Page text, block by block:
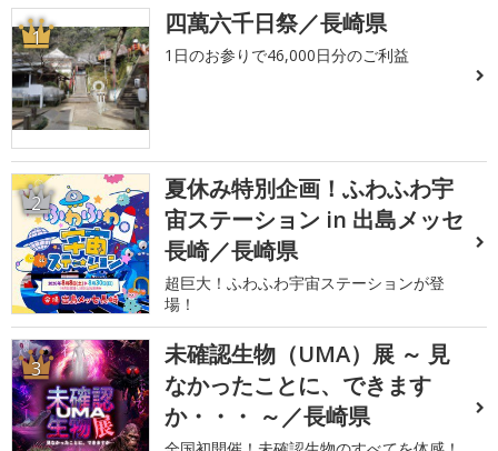
1 四萬六千日祭／長崎県
1日のお参りで46,000日分のご利益
2
夏休み特別企画！ふわふわ宇
宙ステーション in 出島メッセ
長崎／長崎県
超巨大！ふわふわ宇宙ステーションが登
場！
3
未確認生物（UMA）展 ～ 見
なかったことに、できます
か・・・ ～／長崎県